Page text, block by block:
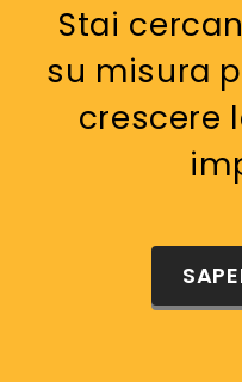
Stai
su misura
crescere